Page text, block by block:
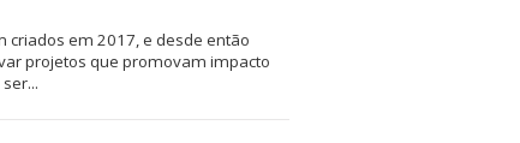
criados em 2017, e desde então
projetos que promovam impacto